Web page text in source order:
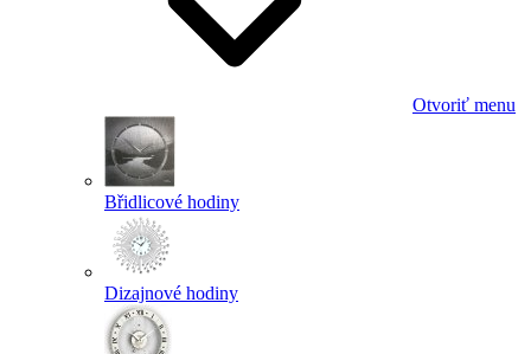
Otvoriť menu
Břidlicové hodiny
Dizajnové hodiny